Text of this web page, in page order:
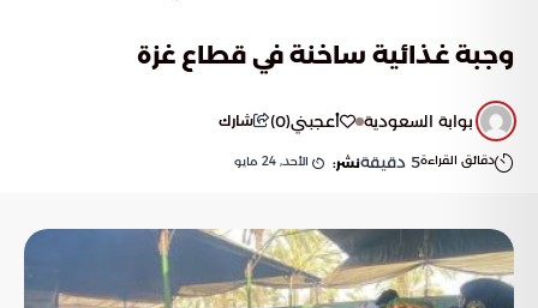
وجبة غذائية ساخنة في قطاع غزة
بوابة السعودية أعجبني(
0
) شارك
دقائق القراءة5 دقيقةنشر: الأحد, 24 مايو